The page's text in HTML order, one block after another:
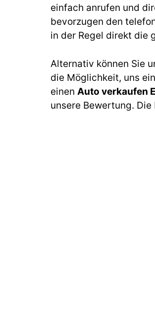
einfach anrufen und
bevorzugen den
in der Regel direkt die
Alternativ können Sie
die Möglichkeit, uns
einen Auto verkaufen
unsere Bewertung.